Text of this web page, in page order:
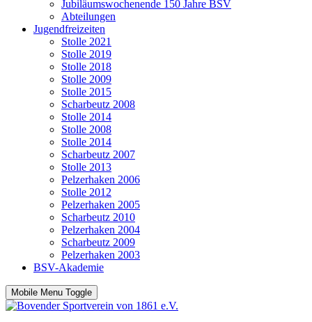
Jubiläumswochenende 150 Jahre BSV
Abteilungen
Jugendfreizeiten
Stolle 2021
Stolle 2019
Stolle 2018
Stolle 2009
Stolle 2015
Scharbeutz 2008
Stolle 2014
Stolle 2008
Stolle 2014
Scharbeutz 2007
Stolle 2013
Pelzerhaken 2006
Stolle 2012
Pelzerhaken 2005
Scharbeutz 2010
Pelzerhaken 2004
Scharbeutz 2009
Pelzerhaken 2003
BSV-Akademie
Mobile Menu Toggle